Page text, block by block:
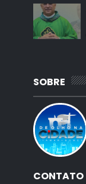
SOBRE
CONTATO